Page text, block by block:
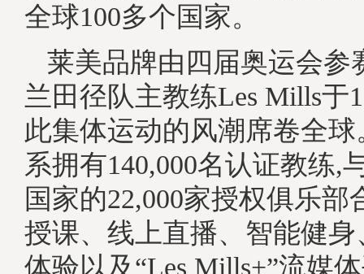
全球100多个国家。
莱美品牌由四届奥运会参
兰田径队主教练Les Mills于
此集体运动的风潮席卷全
系拥有140,000名认证教练,
国家的22,000家授权俱乐部
授课、线上直播、智能健
体验以及“Les Mills+”流媒